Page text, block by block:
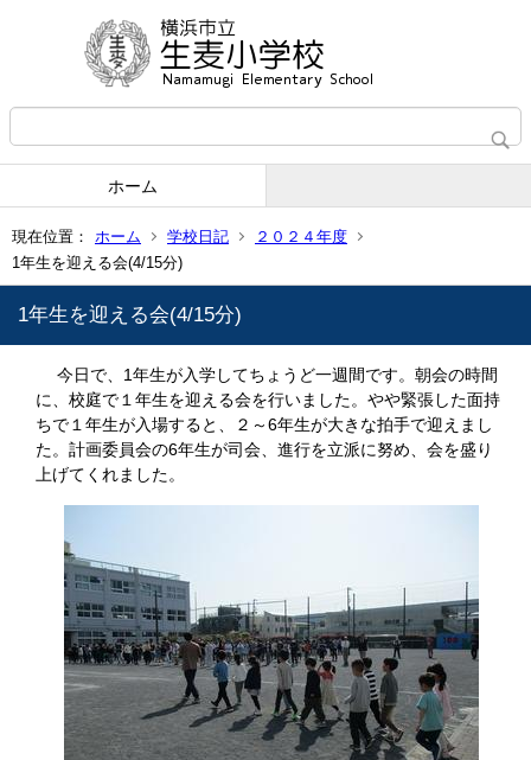
ホーム
現在位置： ホーム 学校日記
２０２４年度
1年生を迎える会(4/15分)
1年生を迎える会(4/15分)
今日で、1年生が入学してちょうど一週間です。朝会の時間
に、校庭で１年生を迎える会を行いました。やや緊張した面持
ちで１年生が入場すると、２～6年生が大きな拍手で迎えまし
た。計画委員会の6年生が司会、進行を立派に努め、会を盛り
上げてくれました。